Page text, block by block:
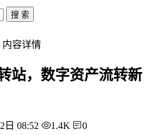
搜 索
内容详情
站，数字资产流转新
日 08:52 1.4K 0